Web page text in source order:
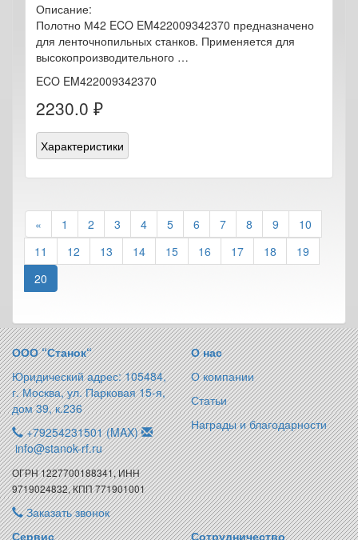
Описание:
Полотно М42 ECO EM422009342370 предназначено
для ленточнопильных станков. Применяется для
высокопроизводительного …
ECO EM422009342370
2230.0 ₽
Характеристики
« 1 2 3 4 5 6 7 8 9
10
11
12 13 14 15 16 17 18
19
20
ООО “Станок“
Юридический адрес: 105484,
г. Москва, ул. Парковая 15-я,
дом 39, к.236
+79254231501 (MAX)
info@stanok-rf.ru
ОГРН 1227700188341, ИНН
9719024832, КПП 771901001
Заказать звонок
О нас
О компании
Статьи
Награды и благодарности
Сервис Сотрудничество